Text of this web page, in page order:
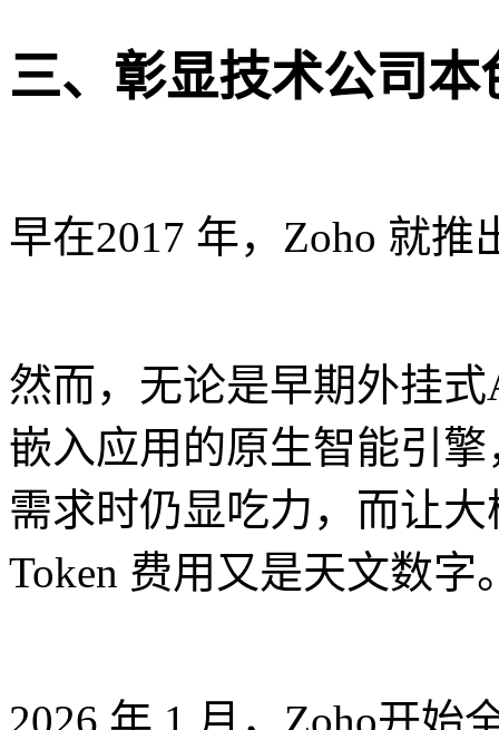
三、彰显技术公司
早在2017 年，Zoho 就推
然而，无论是早期外挂
嵌入应用的原生智能引
需求时仍显吃力，而让
Token 费用又是天文数字